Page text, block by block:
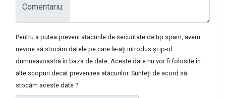
Comentariu:
Pentru a putea preveni atacurile de securitate de tip spam, avem
nevoie să stocăm datele pe care le-ați introdus și ip-ul
dumneavoastră în baza de date. Aceste date nu vor fi folosite în
alte scopuri decat prevenirea atacurilor. Sunteți de acord să
stocăm aceste date ?